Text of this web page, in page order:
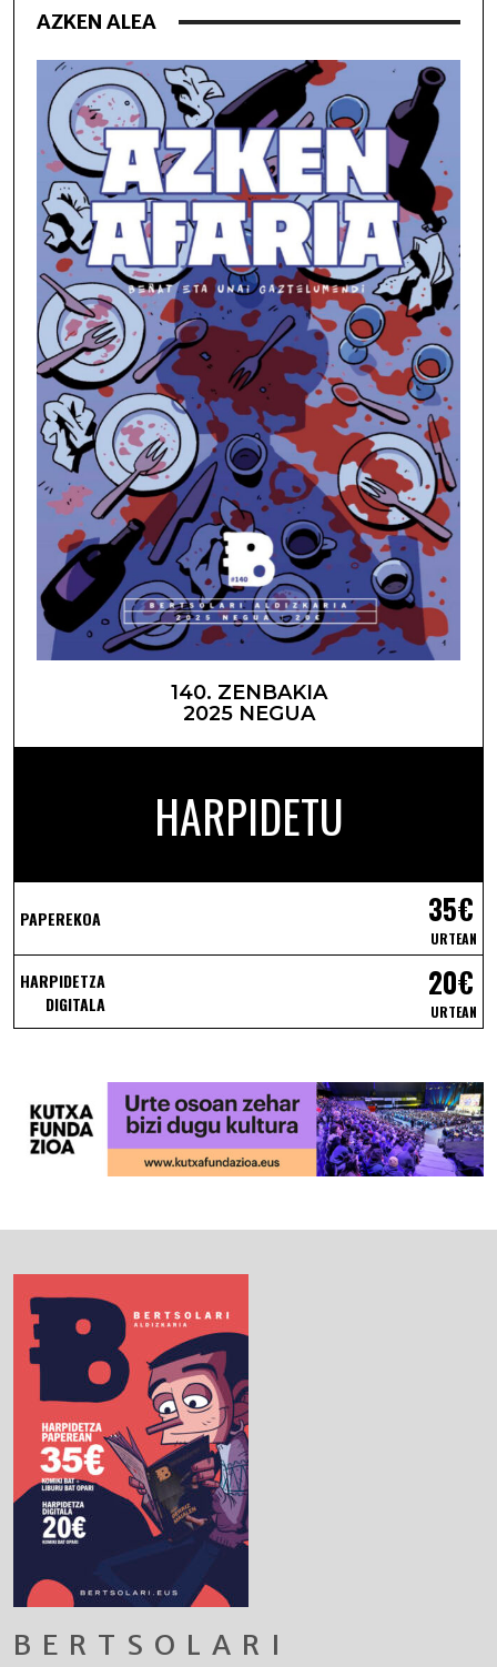
AZKEN ALEA
140. ZENBAKIA
2025 NEGUA
HARPIDETU
PAPEREKOA 35€
URTEAN
HARPIDETZA
DIGITALA
20€
URTEAN
BERTSOLARI